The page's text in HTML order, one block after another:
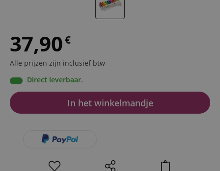
37,90€
Alle prijzen zijn inclusief btw
Direct leverbaar.
In het winkelmandje